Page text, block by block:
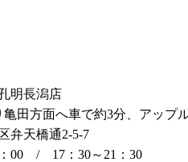
明長潟店
亀田方面へ車で約3分、アップ
弁天橋通2-5-7
：00 / 17：30～21：30